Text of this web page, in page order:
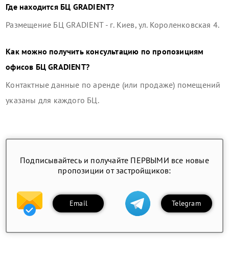
Где находится БЦ GRADIENT?
Размещение БЦ GRADIENT- г. Киев, ул. Короленковская 4.
Как можно получить консультацию по пропозициям
офисов БЦ GRADIENT?
Контактные данные по аренде (или продаже) помещений
указаны для каждого БЦ.
Подписывайтесь и получайте ПЕРВЫМИ все новые
пропозиции от застройщиков:
Email Telegram